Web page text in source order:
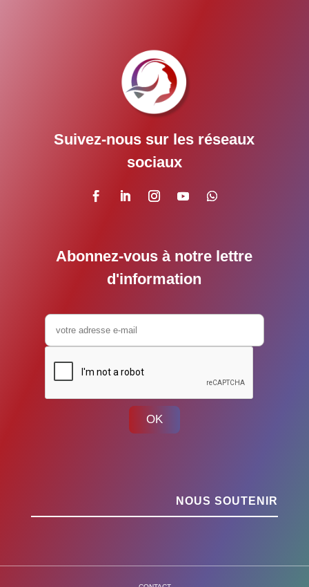
Suivez-nous sur les réseaux
sociaux
Abonnez-vous à notre lettre
d'information
OK
NOUS SOUTENIR